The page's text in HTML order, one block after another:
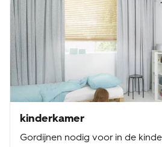
kinderkamer
Gordijnen nodig voor in de